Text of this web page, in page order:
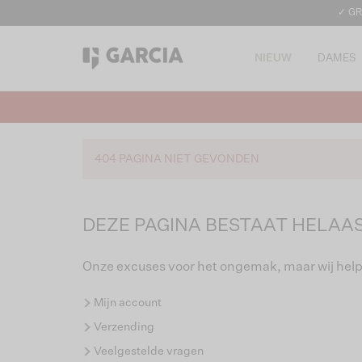
✓
NIEUW DAMES
404 PAGINA NIET GEVONDEN
DEZE PAGINA BESTAAT
Onze excuses voor het ongemak, maar wij
Mijn account
Verzending
Veelgestelde vragen